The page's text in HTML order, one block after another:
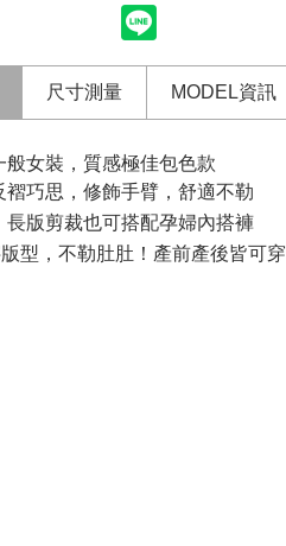
尺寸測量 MODEL資訊
般女裝，質感極佳包色款
褶巧思，修飾手臂，舒適不勒
長版剪裁也可搭配孕婦內搭褲
型，不勒肚肚！產前產後皆可穿